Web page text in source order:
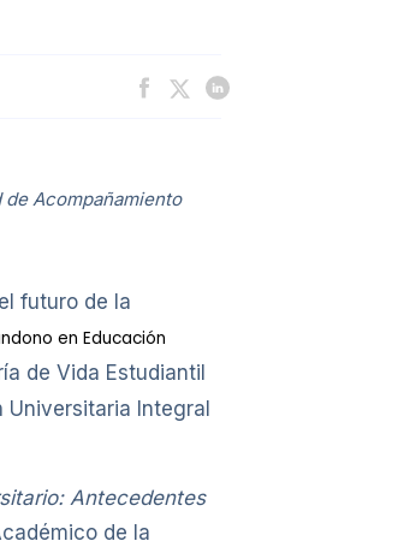
Acompañamiento
futuro de la
en Educación
de Vida Estudiantil
Integral
Antecedentes
de la